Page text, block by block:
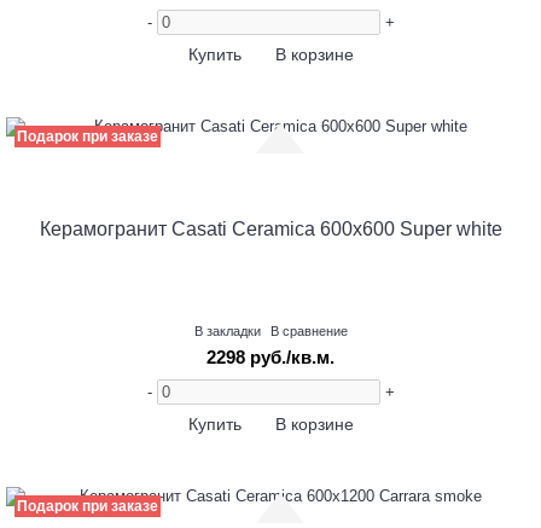
- +
Купить В корзине
Подарок при заказе
Керамогранит Casati Ceramica 600х600 Super white
В закладки В сравнение
2298 руб./кв.м.
- +
Купить В корзине
Подарок при заказе